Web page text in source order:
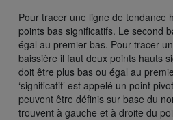
Pour tracer une ligne de tendance
points bas significatifs. Le second
égal au premier bas. Pour tracer
baissière il faut deux points hauts
doit être plus bas ou égal au
‘significatif’ est appelé un point
peuvent être définis sur base du
trouvent à gauche et à droite du